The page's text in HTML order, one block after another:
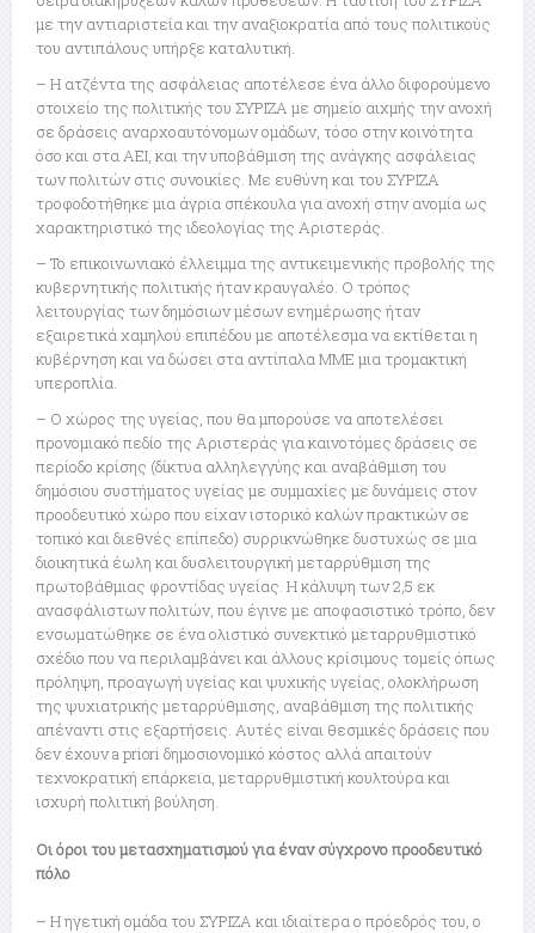
με την αντιαριστεία και την αναξιοκρατία από τους πολιτικούς
του αντιπάλους υπήρξε καταλυτική.
– Η ατζέντα της ασφάλειας αποτέλεσε ένα άλλο διφορούμενο
στοιχείο της πολιτικής του ΣΥΡΙΖΑ με σημείο αιχμής την ανοχή
σε δράσεις αναρχοαυτόνομων ομάδων, τόσο στην κοινότητα
όσο και στα ΑΕΙ, και την υποβάθμιση της ανάγκης ασφάλειας
των πολιτών στις συνοικίες. Με ευθύνη και του ΣΥΡΙΖΑ
τροφοδοτήθηκε μια άγρια σπέκουλα για ανοχή στην ανομία ως
χαρακτηριστικό της ιδεολογίας της Αριστεράς.
– Το επικοινωνιακό έλλειμμα της αντικειμενικής προβολής της
κυβερνητικής πολιτικής ήταν κραυγαλέο. Ο τρόπος
λειτουργίας των δημόσιων μέσων ενημέρωσης ήταν
εξαιρετικά χαμηλού επιπέδου με αποτέλεσμα να εκτίθεται η
κυβέρνηση και να δώσει στα αντίπαλα ΜΜΕ μια τρομακτική
υπεροπλία.
– Ο χώρος της υγείας, που θα μπορούσε να αποτελέσει
προνομιακό πεδίο της Αριστεράς για καινοτόμες δράσεις σε
περίοδο κρίσης (δίκτυα αλληλεγγύης και αναβάθμιση του
δημόσιου συστήματος υγείας με συμμαχίες με δυνάμεις στον
προοδευτικό χώρο που είχαν ιστορικό καλών πρακτικών σε
τοπικό και διεθνές επίπεδο) συρρικνώθηκε δυστυχώς σε μια
διοικητικά έωλη και δυσλειτουργική μεταρρύθμιση της
πρωτοβάθμιας φροντίδας υγείας. Η κάλυψη των 2,5 εκ
ανασφάλιστων πολιτών, που έγινε με αποφασιστικό τρόπο, δεν
ενσωματώθηκε σε ένα ολιστικό συνεκτικό μεταρρυθμιστικό
σχέδιο που να περιλαμβάνει και άλλους κρίσιμους τομείς όπως
πρόληψη, προαγωγή υγείας και ψυχικής υγείας, ολοκλήρωση
της ψυχιατρικής μεταρρύθμισης, αναβάθμιση της πολιτικής
απέναντι στις εξαρτήσεις. Αυτές είναι θεσμικές δράσεις που
δεν έχουν a priori δημοσιονομικό κόστος αλλά απαιτούν
τεχνοκρατική επάρκεια, μεταρρυθμιστική κουλτούρα και
ισχυρή πολιτική βούληση.
Οι όροι του μετασχηματισμού για έναν σύγχρονο προοδευτικό
πόλο
– Η ηγετική ομάδα του ΣΥΡΙΖΑ και ιδιαίτερα ο πρόεδρός του, ο